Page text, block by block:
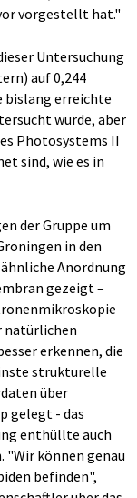
vorgestellt hat."
Untersuchung
auf 0,244
bislang erreichte
wurde, aber
Photosystems II
sind, wie es in
der Gruppe um
in den
Anordnung
gezeigt –
natürlichen
erkennen, die
strukturelle
über
gelegt - das
enthüllte auch
"Wir können genau
befinden",